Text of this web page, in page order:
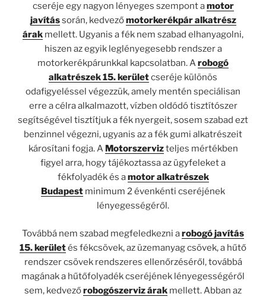
cseréje egy nagyon lényeges szempont amotor
javítássorán, kedvezőmotorkerékpár alkatrész
árak mellett. Ugyanis a fék nem szabad elhanyagolni,
hiszen az egyik leglényegesebb rendszer a
motorkerékpárunkkal kapcsolatban. Arobogó
alkatrészek 15. kerületcseréje különös
odafigyeléssel végezzük, amely mentén speciálisan
erre a célra alkalmazott, vízben oldódó tisztítószer
segítségével tisztítjuk a fék nyergeit, sosem szabad ezt
benzinnel végezni, ugyanis az a fék gumi alkatrészeit
károsítani fogja. A Motorszervizteljes mértékben
figyel arra, hogy tájékoztassa az ügyfeleket a
fékfolyadék és amotor alkatrészek
Budapest minimum 2 évenkénti cseréjének
lényegességéről.
Továbbá nem szabad megfeledkezni arobogó javítás
15. kerületés fékcsövek, az üzemanyag csövek, a hűtő
rendszer csövek rendszeres ellenőrzéséről, továbbá
magának a hűtőfolyadék cseréjének lényegességéről
sem, kedvezőrobogószerviz árak mellett. Abban az